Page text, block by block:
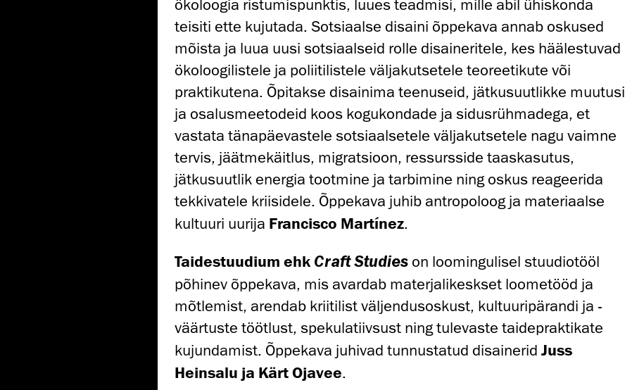
ökoloogia ristumispunktis, luues teadmisi, mille abil ühiskonda
teisiti ette kujutada. Sotsiaalse disaini õppekava annab oskused
mõista ja luua uusi sotsiaalseid rolle disaineritele, kes häälestuvad
ökoloogilistele ja poliitilistele väljakutsetele teoreetikute või
praktikutena. Õpitakse disainima teenuseid, jätkusuutlikke muutusi
ja osalusmeetodeid koos kogukondade ja sidusrühmadega, et
vastata tänapäevastele sotsiaalsetele väljakutsetele nagu vaimne
tervis, jäätmekäitlus, migratsioon, ressursside taaskasutus,
jätkusuutlik energia tootmine ja tarbimine ning oskus reageerida
tekkivatele kriisidele. Õppekava juhib antropoloog ja materiaalse
kultuuri uurija Francisco Martínez.
Taidestuudium ehk Craft Studieson loomingulisel stuudiotööl
põhinev õppekava, mis avardab materjalikeskset loometööd ja
mõtlemist, arendab kriitilist väljendusoskust, kultuuripärandi ja -
väärtuste töötlust, spekulatiivsust ning tulevaste taidepraktikate
kujundamist. Õppekava juhivad tunnustatud disainerid Juss
Heinsalu ja Kärt Ojavee.